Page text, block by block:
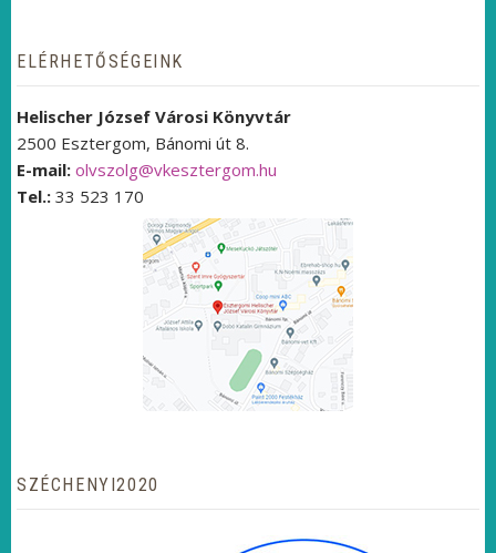
ELÉRHETŐSÉGEINK
Helischer József Városi Könyvtár
2500 Esztergom, Bánomi út 8.
E-mail: olvszolg@vkesztergom.hu
Tel.: 33 523 170
SZÉCHENYI2020